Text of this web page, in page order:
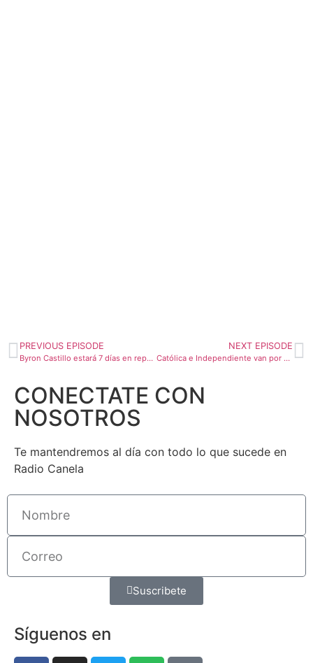
PREVIOUS EPISODE
Byron Castillo estará 7 días en reposo
NEXT EPISODE
Católica e Independiente van por el protagonismo en torneo internacionales
CONECTATE CON
NOSOTROS
Te mantendremos al día con todo lo que sucede en
Radio Canela
Suscribete
Síguenos en